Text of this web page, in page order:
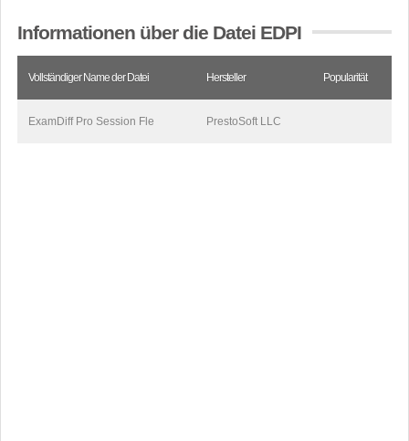
Informationen über die Datei EDPI
Vollständiger Name der Datei Hersteller Popularität
ExamDiff Pro Session Fle PrestoSoft LLC